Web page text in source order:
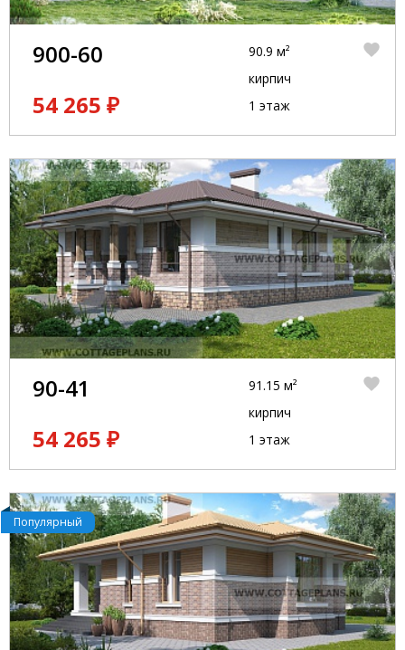
900-60
54 265 ₽
90.9 м²
кирпич
1 этаж
90-41
54 265 ₽
91.15 м²
кирпич
1 этаж
Популярный